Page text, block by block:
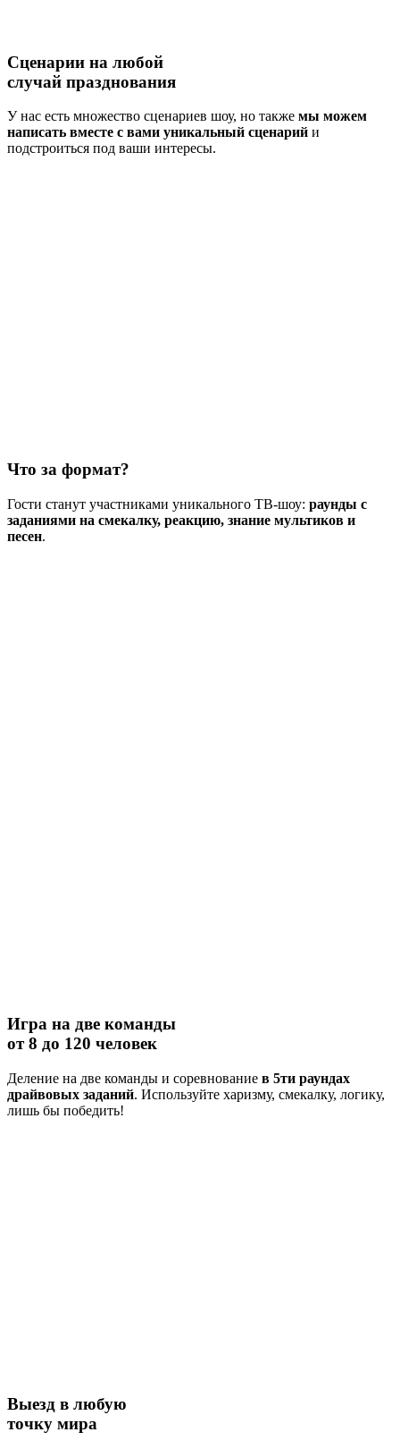
Сценарии на любой
случай празднования
У нас есть множество сценариев шоу, но также мы можем
написать вместе с вами уникальный сценарий и
подстроиться под ваши интересы.
Что за формат?
Гости станут участниками уникального ТВ-шоу: раунды с
заданиями на смекалку, реакцию, знание мультиков и
песен.
Игра на две команды
от 8 до 120 человек
Деление на две команды и соревнование в 5ти раундах
драйвовых заданий. Используйте харизму, смекалку, логику,
лишь бы победить!
Выезд в любую
точку мира